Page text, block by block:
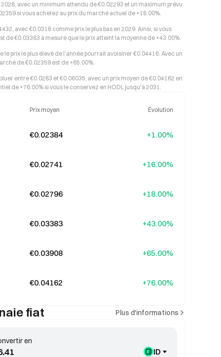
avec un minimum attendu de €0.02293 et un maximum prévu
si vous achetez au prix du marché actuel de +18.00%.
avec €0.0318 comme prix le plus bas en 2029. Ainsi, si vous
de €0.03383 à mesure que le prix atteint la moyenne de +43.00%.
le prix le plus élevé de l'année pourrait avoisiner €0.04416. Avec un
de €0.02359 est de +65.00%.
entre €0.0283 et €0.06035, avec un prix moyen de €0.04162 en
de +76.00% si vous le conservez en HODL jusqu'à 2031.
Prix moyen Évolution
€0.02384 +1.00%
€0.02741 +16.00%
€0.02796 +18.00%
€0.03383 +43.00%
€0.03908 +65.00%
€0.04162 +76.00%
fiat Plus d'informations
en
ID